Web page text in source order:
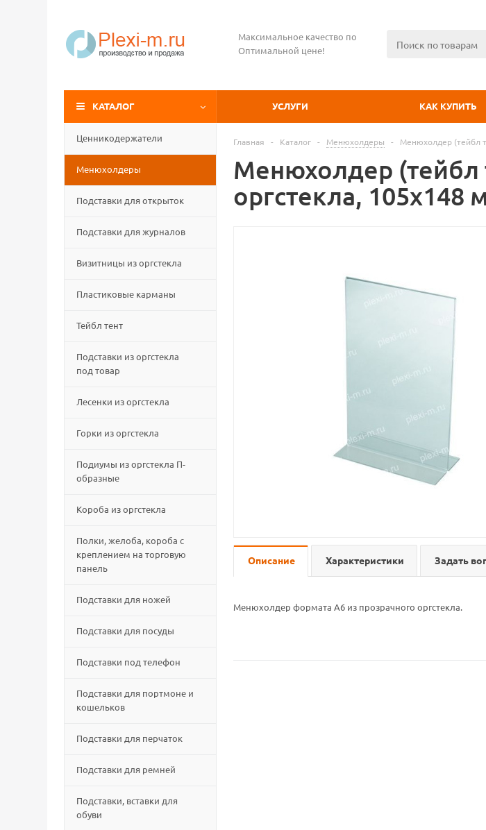
Максимальное качество по
Оптимальной цене!
КАТАЛОГ УСЛУГИ КАК КУПИТЬ
Ценникодержатели
Менюхолдеры
Подставки для открыток
Подставки для журналов
Визитницы из оргстекла
Пластиковые карманы
Тейбл тент
Подставки из оргстекла
под товар
Лесенки из оргстекла
Горки из оргстекла
Подиумы из оргстекла П-
образные
Короба из оргстекла
Полки, желоба, короба с
креплением на торговую
панель
Подставки для ножей
Подставки для посуды
Подставки под телефон
Подставки для портмоне и
кошельков
Подставки для перчаток
Подставки для ремней
Подставки, вставки для
обуви
Главная - Каталог - Менюхолдеры - Менюхолдер (тейбл
Менюхолдер (тейбл
оргстекла, 105х148
Описание Характеристики Задать
Менюхолдер формата А6 из прозрачного оргстекла.